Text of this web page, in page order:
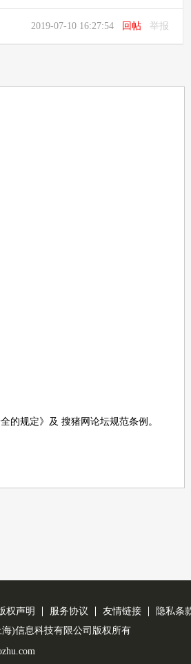
2019-07-10 16:27:54 回帖 举报
的规定》 及 搜猪网论坛规范条例 。
权声明 服务协议 友情链接
隐私条
海)信息科技有限公司版权所有